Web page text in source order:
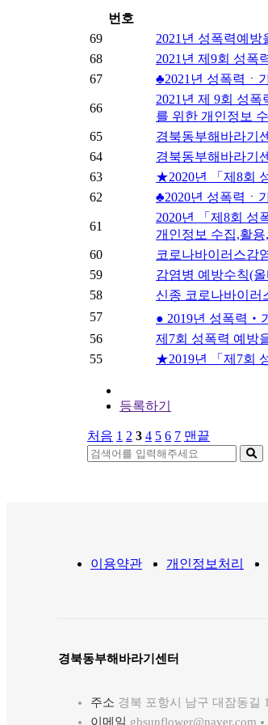
번호
69
2021년 성폭력예
68
2021년 제9회 성폭
67
♣2021년 성폭력ㆍ
66
2021년 제 9회 성
를 위한 개인정보
65 경북동부해바라기
64
경북동부해바라기
63
★2020년 「제8회
62
♣2020년 성폭력ㆍ
61
2020년 「제8회
개인정보 수집,활
60 코로나바이러스감
59
감염병 예방수칙(
58
신종 코로나바이러
57
● 2019년 성폭력‧
56
제7회 성폭력 예방
55
★2019년 「제7회
등록하기
처음 1 2 3 4 5 6 7 맨끝
이용약관 개인정보처리
경북동부해바라기센터
주소 경북 포항시 남구 대잠동길
이메일 gbsunflower@naver.com